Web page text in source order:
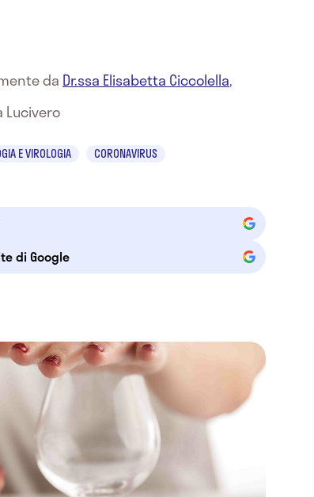
da Dr.ssa Elisabetta Ciccolella,
Lucivero
E VIROLOGIA
CORONAVIRUS
di Google